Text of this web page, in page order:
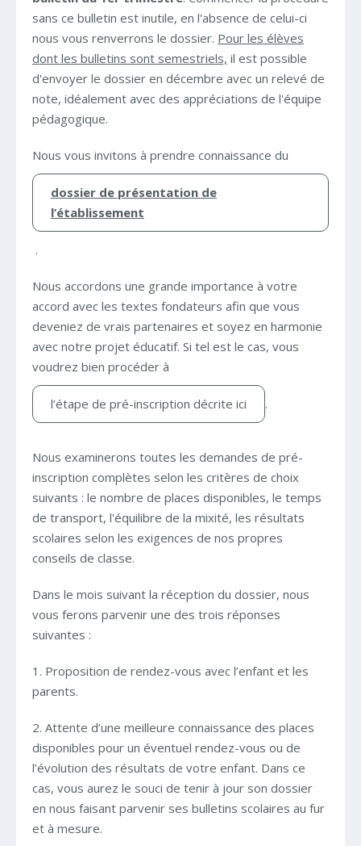
sans ce bulletin est inutile, en l'absence de celui-ci
nous vous renverrons le dossier. Pour les élèves
dont les bulletins sont semestriels, il est possible
d'envoyer le dossier en décembre avec un relevé de
note, idéalement avec des appréciations de l'équipe
pédagogique.
Nous vous invitons à prendre connaissance du
dossier de présentation de
l’établissement
.
Nous accordons une grande importance à votre
accord avec les textes fondateurs afin que vous
deveniez de vrais partenaires et soyez en harmonie
avec notre projet éducatif. Si tel est le cas, vous
voudrez bien procéder à
l’étape de pré-inscription décrite ici .
Nous examinerons toutes les demandes de pré-
inscription complètes selon les critères de choix
suivants : le nombre de places disponibles, le temps
de transport, l'équilibre de la mixité, les résultats
scolaires selon les exigences de nos propres
conseils de classe.
Dans le mois suivant la réception du dossier, nous
vous ferons parvenir une des trois réponses
suivantes :
1. Proposition de rendez-vous avec l’enfant et les
parents.
2. Attente d’une meilleure connaissance des places
disponibles pour un éventuel rendez-vous ou de
l’évolution des résultats de votre enfant. Dans ce
cas, vous aurez le souci de tenir à jour son dossier
en nous faisant parvenir ses bulletins scolaires au fur
et à mesure.